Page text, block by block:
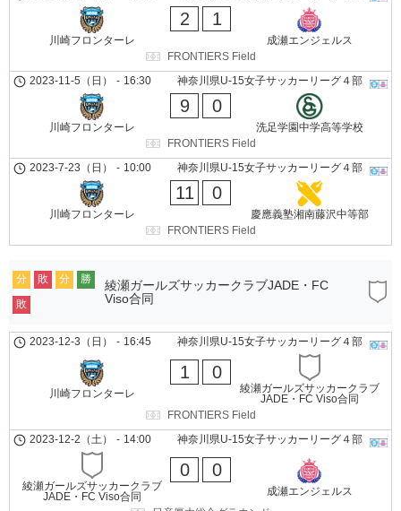
川崎フロンターレ
2 1
成瀬エンジェルス
FRONTIERS Field
神奈川県U-15女子サッカーリーグ４部
2023-11-5（日） - 16:30
川崎フロンターレ
9 0
洗足学園中学高等学校
FRONTIERS Field
神奈川県U-15女子サッカーリーグ４部
2023-7-23（日） - 10:00
川崎フロンターレ
11 0
慶應義塾湘南藤沢中等部
FRONTIERS Field
綾瀬ガールズサッカークラブJADE・FC
Viso合同
分 敗 分
勝
敗
神奈川県U-15女子サッカーリーグ４部
2023-12-3（日） - 16:45
川崎フロンターレ
1 0
綾瀬ガールズサッカークラブ
JADE・FC Viso合同
FRONTIERS Field
神奈川県U-15女子サッカーリーグ４部
2023-12-2（土） - 14:00
綾瀬ガールズサッカークラブ
JADE・FC Viso合同
0 0
成瀬エンジェルス